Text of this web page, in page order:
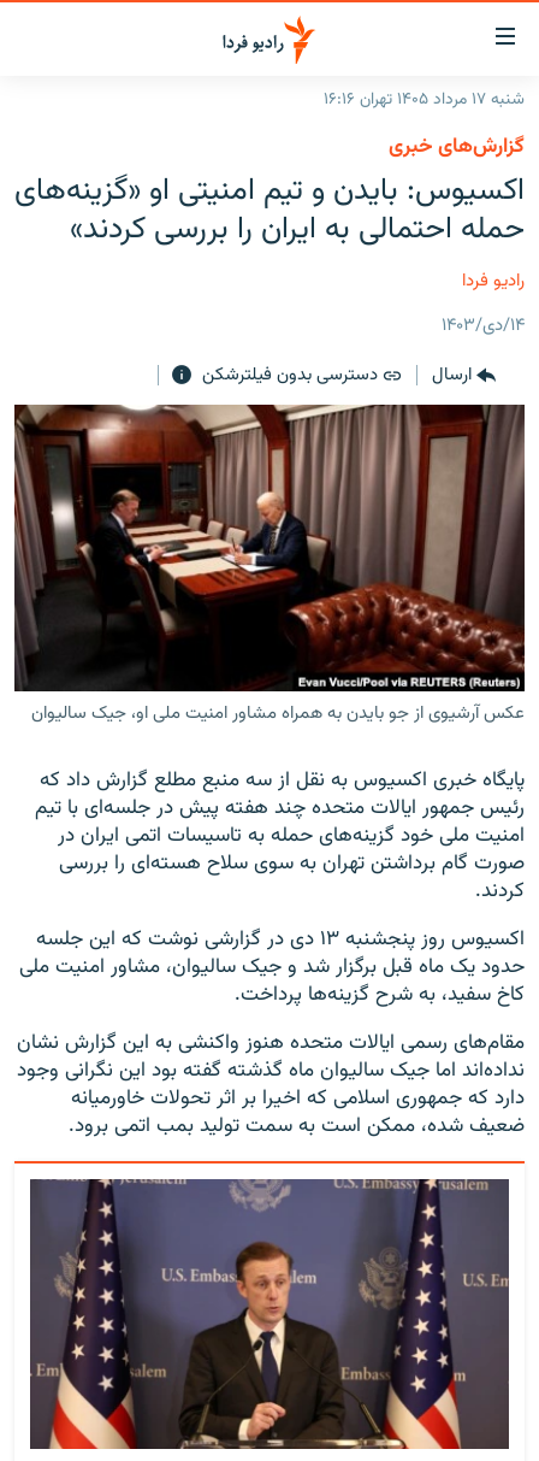
لینک‌های
قابلیت
دسترسی
بازگشت
بازگشت
اصلی
رفتن
به
صفحه
ایران
جهان
فرکانس‌ها
پادکست
چندرسانه‌ای
گزارش‌های تصویری
گزارش‌های ویدئویی
زنان فردا
English
به ما بپیوندید
زبان‌های دیگر
شنبه ۱۷ مرداد ۱۴۰۵ تهران ۱۶:۱۶
گزارش‌های خبری
اکسیوس: بایدن و تیم امنیتی او «گزینه‌های
حمله احتمالی به ایران را بررسی کردند»
رادیو فردا
۱۴/دی/۱۴۰۳
ارسال
دسترسی بدون فیلترشکن
عکس آرشیوی از جو بایدن به همراه مشاور امنیت ملی او، جیک سالیوان
پایگاه خبری اکسیوس به نقل از سه منبع مطلع گزارش داد که
رئیس جمهور ایالات متحده چند هفته پیش در جلسه‌ای با تیم
امنیت ملی خود گزینه‌های حمله به تاسیسات اتمی ایران در
صورت گام برداشتن تهران به سوی سلاح هسته‌ای را بررسی
کردند.
اکسیوس روز پنجشنبه ۱۳ دی در گزارشی نوشت که این جلسه
حدود یک ماه قبل برگزار شد و جیک سالیوان، مشاور امنیت ملی
کاخ سفید، به شرح گزینه‌ها پرداخت.
مقام‌های رسمی ایالات متحده هنوز واکنشی به این گزارش نشان
نداده‌اند اما جیک سالیوان ماه گذشته گفته بود این نگرانی وجود
دارد که جمهوری اسلامی که اخیرا بر اثر تحولات خاورمیانه
ضعیف شده، ممکن است به سمت تولید بمب اتمی برود.